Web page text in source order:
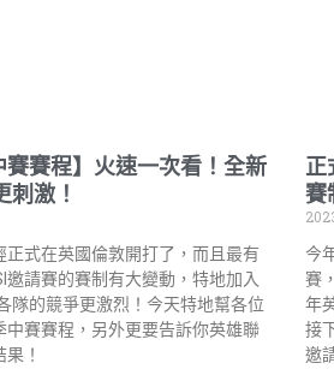
賽程】火速一次看！全新
刺激！
正式在英國倫敦開打了，而且最有
邀請賽的賽制有大變動，特地加入
隊的競爭更激烈！今天特地幫各位
中賽賽程，另外更要告訴你英雄聯
！
正
賽
今
賽
年
接
邀